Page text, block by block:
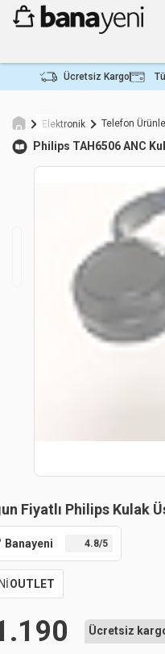
Ücretsiz Kargo
Elektronik Telefon
Philips TAH6506 ANC
Fiyatlı Philips Kulak
Banayeni 4.8/5
OUTLET
Ücretsiz